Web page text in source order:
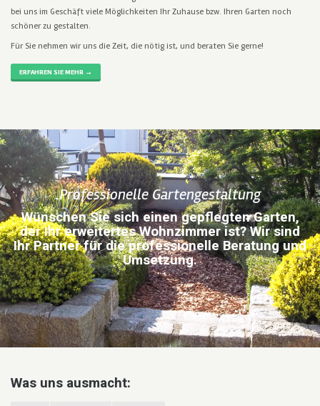
bei uns im Geschäft viele Möglichkeiten Ihr Zuhause bzw. Ihren Garten noch
schöner zu gestalten.
Für Sie nehmen wir uns die Zeit, die nötig ist, und beraten Sie gerne!
ERFAHREN SIE MEHR →
Professionelle Gartengestaltung
Wünschen Sie sich einen gepflegten Garten,
der Ihr erweitertes Wohnzimmer ist? Wir sind
Ihr Partner für die professionelle Beratung und
Umsetzung.
Was uns ausmacht: